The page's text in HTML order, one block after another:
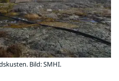
Bild: SMHI.